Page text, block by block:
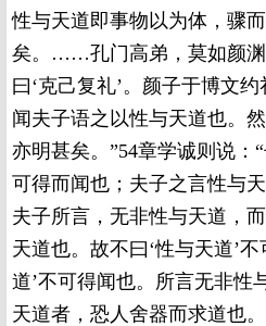
性与天道即事物以为体，骤
矣。……孔门高弟，莫如颜渊
曰‘克己复礼’。颜子于博文
闻夫子语之以性与天道也。
亦明甚矣。”54章学诚则说：
可得而闻也；夫子之言性与
夫子所言，无非性与天道，
天道也。故不曰‘性与天道’
道’不可得闻也。所言无非性
天道者，恐人舍器而求道也